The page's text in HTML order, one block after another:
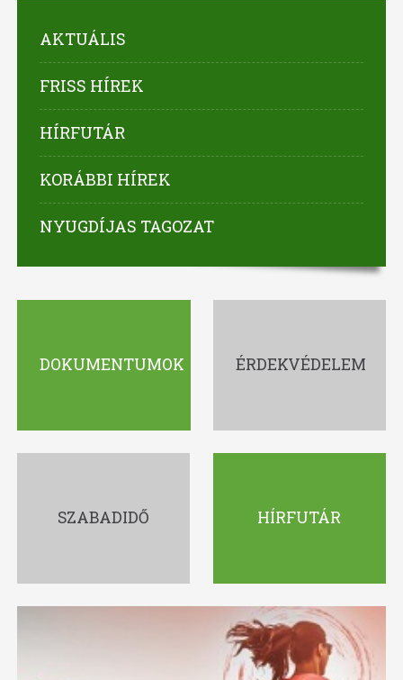
AKTUÁLIS
FRISS HÍREK
HÍRFUTÁR
KORÁBBI HÍREK
NYUGDÍJAS TAGOZAT
DOKUMENTUMOK ÉRDEKVÉDELEM
SZABADIDŐ HÍRFUTÁR